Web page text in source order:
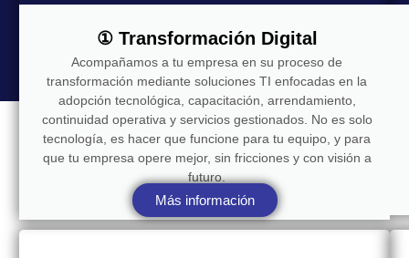
① Transformación Digital
Acompañamos a tu empresa en su proceso de
transformación mediante soluciones TI enfocadas en la
adopción tecnológica, capacitación, arrendamiento,
continuidad operativa y servicios gestionados. No es solo
tecnología, es hacer que funcione para tu equipo, y para
que tu empresa opere mejor, sin fricciones y con visión a
futuro.
Más información